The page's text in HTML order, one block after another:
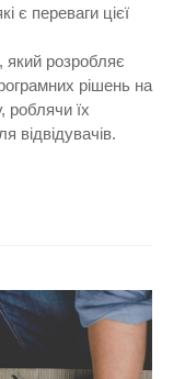
є переваги цієї
який розробляє
рішень на
роблячи їх
відвідувачів.